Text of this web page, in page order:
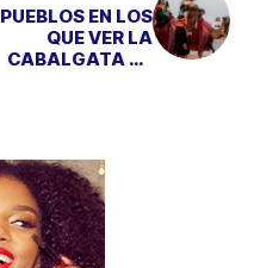
PUEBLOS EN LOS
QUE VER LA
CABALGATA DE